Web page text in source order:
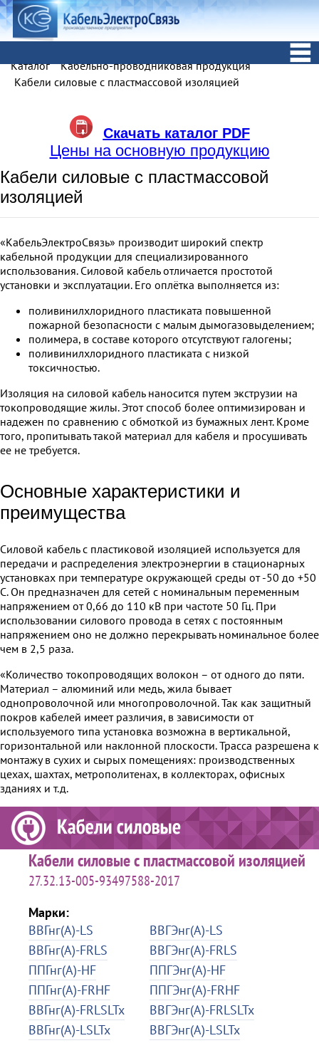
Каталог
Кабельно-проводниковая продукция
Кабели силовые с пластмассовой изоляцией
Скачать каталог PDF
Цены на основную продукцию
Кабели силовые с пластмассовой
изоляцией
«КабельЭлектроСвязь» производит широкий спектр
кабельной продукции для специализированного
использования. Cиловой кабель отличается простотой
установки и эксплуатации. Его оплётка выполняется из:
поливинилхлоридного пластиката повышенной
пожарной безопасности с малым дымогазовыделением;
полимера, в составе которого отсутствуют галогены;
поливинилхлоридного пластиката с низкой
токсичностью.
Изоляция на силовой кабель наносится путем экструзии на
токопроводящие жилы. Этот способ более оптимизирован и
надежен по сравнению с обмоткой из бумажных лент. Кроме
того, пропитывать такой материал для кабеля и просушивать
ее не требуется.
Основные характеристики и
преимущества
Силовой кабель с пластиковой изоляцией используется для
передачи и распределения электроэнергии в стационарных
установках при температуре окружающей среды от -50 до +50
С. Он предназначен для сетей с номинальным переменным
напряжением от 0,66 до 110 кВ при частоте 50 Гц. При
использовании силового провода в сетях с постоянным
напряжением оно не должно перекрывать номинальное более
чем в 2,5 раза.
«Количество токопроводящих волокон – от одного до пяти.
Материал – алюминий или медь, жила бывает
однопроволочной или многопроволочной. Так как защитный
покров кабелей имеет различия, в зависимости от
используемого типа установка возможна в вертикальной,
горизонтальной или наклонной плоскости. Трасса разрешена к
монтажу в сухих и сырых помещениях: производственных
цехах, шахтах, метрополитенах, в коллекторах, офисных
зданиях и т.д.
Кабели силовые с пластмассовой изоляцией
27.32.13-005-93497588-2017
Марки:
ВВГнг(А)-LS
ВВГЭнг(А)-LS
ВВГнг(А)-FRLS
ВВГЭнг(А)-FRLS
ППГнг(А)-HF
ППГЭнг(А)-HF
ППГнг(А)-FRHF
ППГЭнг(А)-FRHF
ВВГнг(А)-FRLSLTx
ВВГЭнг(А)-FRLSLTx
ВВГнг(А)-LSLTx
ВВГЭнг(А)-LSLTx